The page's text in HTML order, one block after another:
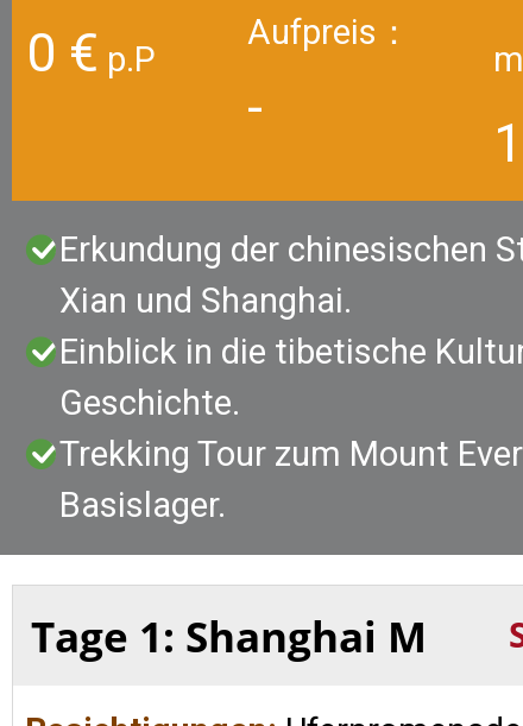
1
0 € p.P
Aufpreis：
-
Erkundung der chinesischen
Xian und Shanghai.
Einblick in die tibetische
Geschichte.
Trekking Tour zum Mount
Basislager.
Tage 1: Shanghai M